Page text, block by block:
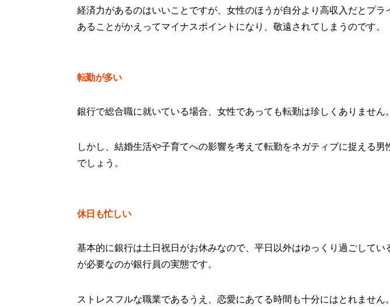
経済力があるのはいいことですが、女性のほうが自分より高収入だとプ
あることがかえってマイナスポイントになり、敬遠されてしまうのです。
転勤が多い
銀行で総合職に就いている場合、女性であっても転勤は珍しくありません
しかし、結婚生活や子育てへの影響を考えて転勤をネガティブに捉える
でしょう。
休日も忙しい
基本的に銀行は土日祝日がお休みなので、平日以外はゆっくり過ごして
が必要なのが銀行員の実態です。
ストレスフルな職業であるうえ、恋愛にあてる時間も十分にはとれませ